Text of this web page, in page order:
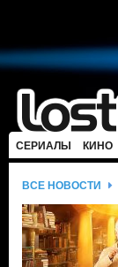
СЕРИАЛЫ КИНО
ВСЕ НОВОСТИ